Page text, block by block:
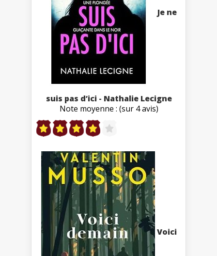
Je ne
suis pas d’ici - Nathalie Lecigne
Note moyenne : (sur 4 avis)
Voici